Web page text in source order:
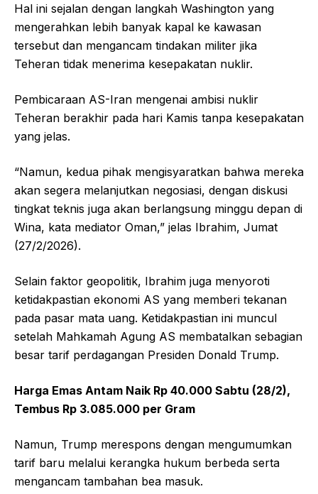
Hal ini sejalan dengan langkah Washington yang
mengerahkan lebih banyak kapal ke kawasan
tersebut dan mengancam tindakan militer jika
Teheran tidak menerima kesepakatan nuklir.
Pembicaraan AS-Iran mengenai ambisi nuklir
Teheran berakhir pada hari Kamis tanpa kesepakatan
yang jelas.
“Namun, kedua pihak mengisyaratkan bahwa mereka
akan segera melanjutkan negosiasi, dengan diskusi
tingkat teknis juga akan berlangsung minggu depan di
Wina, kata mediator Oman,” jelas Ibrahim, Jumat
(27/2/2026).
Selain faktor geopolitik, Ibrahim juga menyoroti
ketidakpastian ekonomi AS yang memberi tekanan
pada pasar mata uang. Ketidakpastian ini muncul
setelah Mahkamah Agung AS membatalkan sebagian
besar tarif perdagangan Presiden Donald Trump.
Harga Emas Antam Naik Rp 40.000 Sabtu (28/2),
Tembus Rp 3.085.000 per Gram
Namun, Trump merespons dengan mengumumkan
tarif baru melalui kerangka hukum berbeda serta
mengancam tambahan bea masuk.